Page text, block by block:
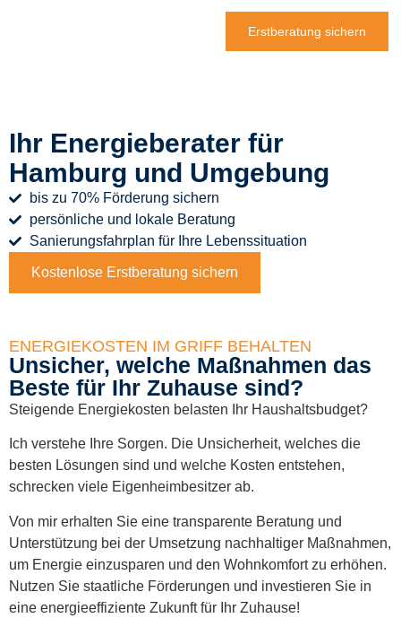
Erstberatung sichern
Ihr Energieberater für
Hamburg und Umgebung​
bis zu 70% Förderung sichern
persönliche und lokale Beratung
Sanierungsfahrplan für Ihre Lebenssituation
Kostenlose Erstberatung sichern
ENERGIEKOSTEN IM GRIFF BEHALTEN
Unsicher, welche Maßnahmen das
Beste für Ihr Zuhause sind?
Steigende Energiekosten belasten Ihr Haushaltsbudget?
Ich verstehe Ihre Sorgen. Die Unsicherheit, welches die
besten Lösungen sind und welche Kosten entstehen,
schrecken viele Eigenheimbesitzer ab.
Von mir erhalten Sie eine transparente Beratung und
Unterstützung bei der Umsetzung nachhaltiger Maßnahmen,
um Energie einzusparen und den Wohnkomfort zu erhöhen.
Nutzen Sie staatliche Förderungen und investieren Sie in
eine energieeffiziente Zukunft für Ihr Zuhause!